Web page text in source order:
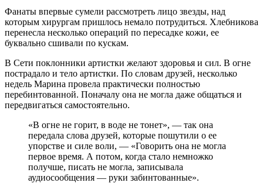
Фанаты впервые сумели рассмотреть лицо звезды, над
которым хирургам пришлось немало потрудиться. Хлебникова
перенесла несколько операций по пересадке кожи, ее
буквально сшивали по кускам.
В Сети поклонники артистки желают здоровья и сил. В огне
пострадало и тело артистки. По словам друзей, несколько
недель Марина провела практически полностью
перебинтованной. Поначалу она не могла даже общаться и
передвигаться самостоятельно.
«В огне не горит, в воде не тонет», — так она
передала слова друзей, которые пошутили о ее
упорстве и силе воли, — «Говорить она не могла
первое время. А потом, когда стало немножко
получше, писать не могла, записывала
аудиосообщения — руки забинтованные».